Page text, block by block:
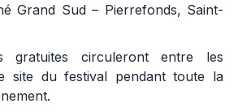
Grand Sud – Pierrefonds, Saint-
gratuites circuleront entre les
site du festival pendant toute la